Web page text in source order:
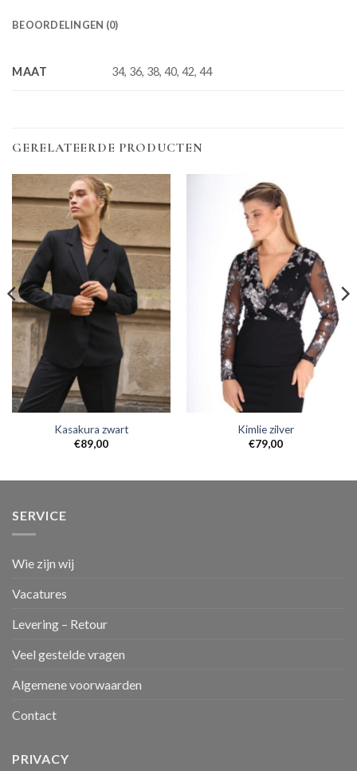
BEOORDELINGEN (0)
MAAT 34, 36, 38, 40, 42, 44
GERELATEERDE PRODUCTEN
Kasakura zwart
€89,00
Kimlie zilver
€79,00
SERVICE
Wie zijn wij
Vacatures
Levering – Retour
Veel gestelde vragen
Algemene voorwaarden
Contact
PRIVACY